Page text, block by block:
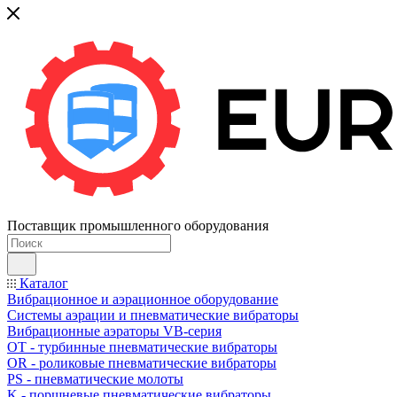
Поставщик промышленного оборудования
Каталог
Вибрационное и аэрационное оборудование
Системы аэрации и пневматические вибраторы
Вибрационные аэраторы VB-серия
OT - турбинные пневматические вибраторы
OR - роликовые пневматические вибраторы
PS - пневматические молоты